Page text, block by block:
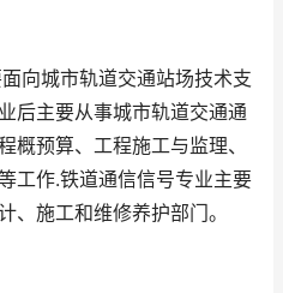
向城市轨道交通站场技术支
后主要从事城市轨道交通通
概预算、工程施工与监理、
工作.铁道通信信号专业主要
、施工和维修养护部门。